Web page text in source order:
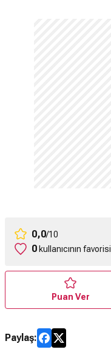
0,0/10
0kullanıcının favorisi
Puan Ver
Paylaş: